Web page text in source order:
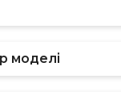
Фільтр
моделі